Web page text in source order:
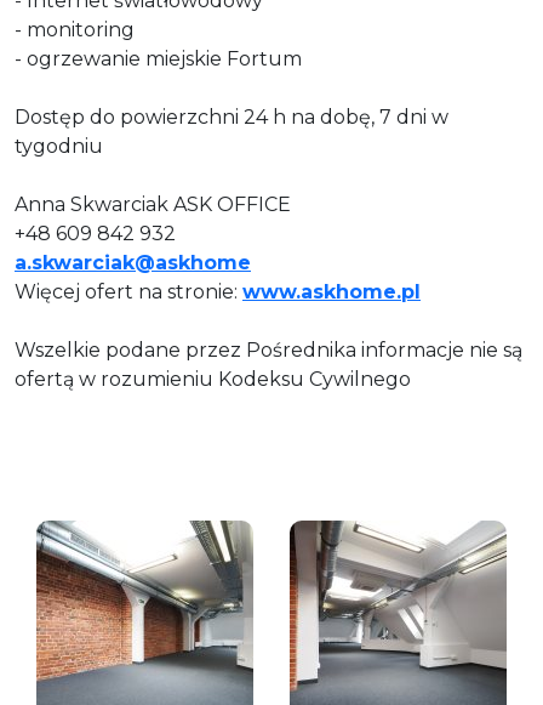
- monitoring
- ogrzewanie miejskie Fortum
Dostęp do powierzchni 24 h na dobę, 7 dni w
tygodniu
Anna Skwarciak ASK OFFICE
+48 609 842 932
a.skwarciak@askhome
Więcej ofert na stronie: www.askhome.pl
Wszelkie podane przez Pośrednika informacje nie są
ofertą w rozumieniu Kodeksu Cywilnego